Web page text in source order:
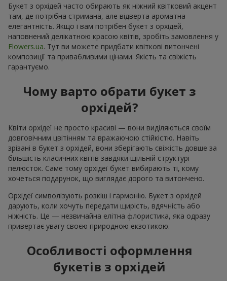
Букет з орхідей часто обирають як ніжний квітковий акцент
там, де потрібна стримана, але відверта ароматна
елегантність. Якщо і вам потрібен букет з орхідей,
наповнений делікатною красою квітів, зробіть замовлення у
Flowers.ua. Тут ви можете придбати квіткові витончені
композиції та привабливими цінами. Якість та свіжість
гарантуємо.
Чому варто обрати букет з
орхідей?
Квіти орхідеї не просто красиві — вони виділяються своїм
довговічним цвітінням та вражаючою стійкістю. Навіть
зрізані в букет з орхідей, вони зберігають свіжість довше за
більшість класичних квітів завдяки щільній структурі
пелюсток. Саме тому орхідеї букет вибирають ті, кому
хочеться подарунок, що виглядає дорого та витончено.
Орхідеї символізують розкіш і гармонію. Букет з орхідей
дарують, коли хочуть передати щирість, вдячність або
ніжність. Це — незвичайна елітна флористика, яка одразу
привертає увагу своєю природною екзотикою.
Особливості оформлення
букетів з орхідей